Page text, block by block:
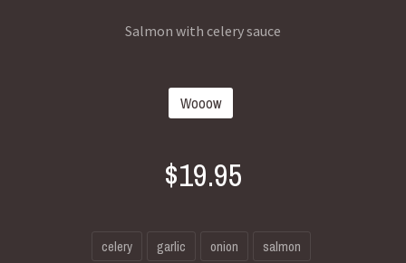
Salmon with celery sauce
Wooow
$19.95
celery garlic onion salmon